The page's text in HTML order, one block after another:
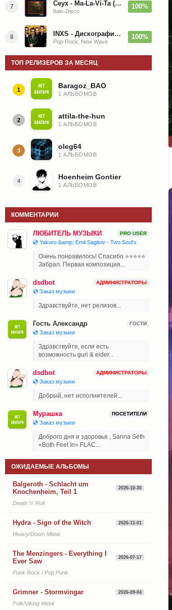
7 Ceyx - Ma-La-Vi-Ta (12'' Maxi-Single)
Italo-Disco
100%
8 INXS - Дискография (1981-2004)
Pop-Rock, New Wave
100%
ТОП РЕЛИЗЕРОВ ЗА МЕСЯЦ
1 Baragoz_BAO
1 АЛЬБОМОВ
2 attila-the-hun
1 АЛЬБОМОВ
3 oleg64
1 АЛЬБОМОВ
4 Hoenheim Gontier
1 АЛЬБОМОВ
КОММЕНТАРИИ
ЛЮБИТЕЛЬ МУЗЫКИ PRO USER
💿 Yakuro &amp; Emil Sagitov - Two Soul's
Очень понравилось! Спасибо ⭐⭐⭐⭐⭐
Забрал. Первая композиция...
dsdbot АДМИНИСТРАТОРЫ
💿 Заказ музыки
Здравствуйте, нет релизов...
Гость Александр ГОСТИ
💿 Заказ музыки
Здравствуйте, если есть
возможность guri & eider...
dsdbot АДМИНИСТРАТОРЫ
💿 Заказ музыки
Добрый, нет исполнителей...
Мурашка ПОСЕТИТЕЛИ
💿 Заказ музыки
Доброго дня и здоровья , Sanna Seth
«Both Feet In» FLAC...
ОЖИДАЕМЫЕ АЛЬБОМЫ
Balgeroth - Schlacht um
Knochenheim, Teil 1
2026-10-30
Death 'n' Roll
Hydra - Sign of the Witch 2026-11-01
Heavy/Doom Metal
The Menzingers - Everything I
Ever Saw
2026-07-17
Punk Rock / Pop Punk
Grimner - Stormvingar 2026-09-04
Folk/Viking Metal